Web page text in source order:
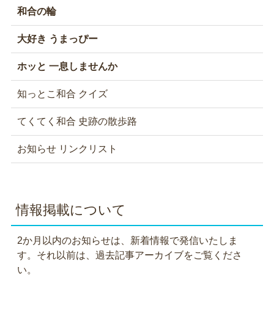
和合の輪
大好き うまっぴー
ホッと 一息しませんか
知っとこ和合 クイズ
てくてく和合 史跡の散歩路
お知らせ リンクリスト
情報掲載について
2か月以内のお知らせは、新着情報で発信いたしま
す。それ以前は、過去記事アーカイブをご覧くださ
い。